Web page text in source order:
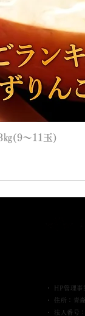
㎏(9～11玉)
・ HP管理
・ 住所：青
・ 法人番号